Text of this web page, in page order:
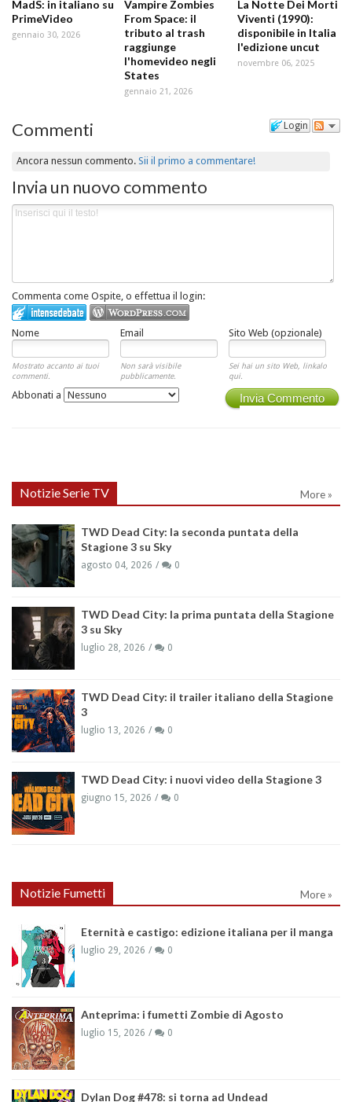
MadS: in italiano su
PrimeVideo
gennaio 30, 2026
Vampire Zombies
From Space: il
tributo al trash
raggiunge
l'homevideo negli
States
gennaio 21, 2026
La Notte Dei Morti
Viventi (1990):
disponibile in Italia
l'edizione uncut
novembre 06, 2025
Login
Commenti
Ancora nessun commento.Sii il primo a commentare!
Invia un nuovo commento
Commenta come Ospite, o effettua il login:
Nome Email Sito Web (opzionale)
Mostrato accanto ai tuoi
commenti.
Non sarà visibile
pubblicamente.
Sei hai un sito Web, linkalo
qui.
Invia Commento
Abbonati a
Notizie Serie TV More »
TWD Dead City: la seconda puntata della
Stagione 3 su Sky
agosto 04, 2026 0
TWD Dead City: la prima puntata della Stagione
3 su Sky
luglio 28, 2026 0
TWD Dead City: il trailer italiano della Stagione
3
luglio 13, 2026 0
TWD Dead City: i nuovi video della Stagione 3
giugno 15, 2026 0
Notizie Fumetti More »
Eternità e castigo: edizione italiana per il manga
luglio 29, 2026 0
Anteprima: i fumetti Zombie di Agosto
luglio 15, 2026 0
Dylan Dog #478: si torna ad Undead